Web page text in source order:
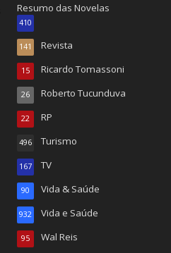
Resumo das Novelas
410
Revista
141
Ricardo Tomassoni
15
Roberto Tucunduva
26
RP
22
Turismo
496
TV
167
Vida & Saúde
90
Vida e Saúde
932
Wal Reis
95